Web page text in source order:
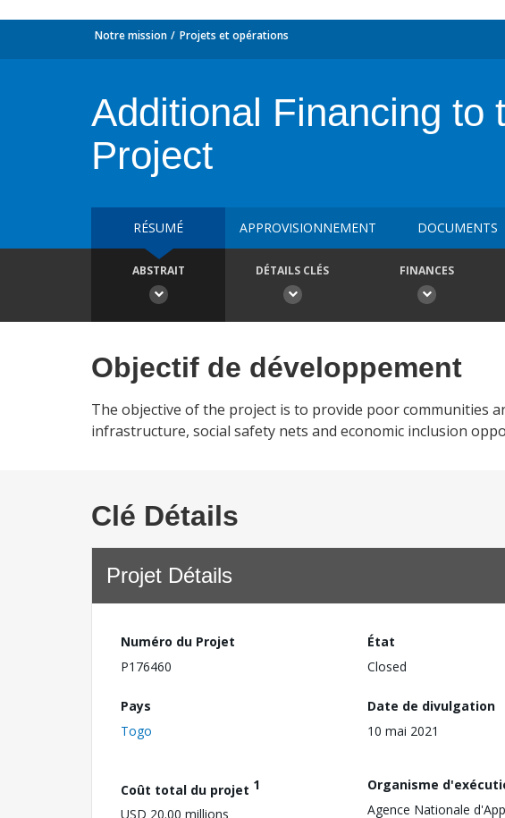
Notre mission Projets et opérations
Additional Financing to
Project
RÉSUMÉ APPROVISIONNEMENT DOCUMENTS
ABSTRAIT DÉTAILS CLÉS FINANCES
Objectif de développement
The objective of the project is to provide poor communities
infrastructure, social safety nets and economic inclusion
Clé Détails
Projet Détails
Numéro du Projet
P176460
État
Closed
Pays
Togo
Date de divulgation
10 mai 2021
Coût total du projet 1
USD 20.00 millions
Organisme
Agence Nationale